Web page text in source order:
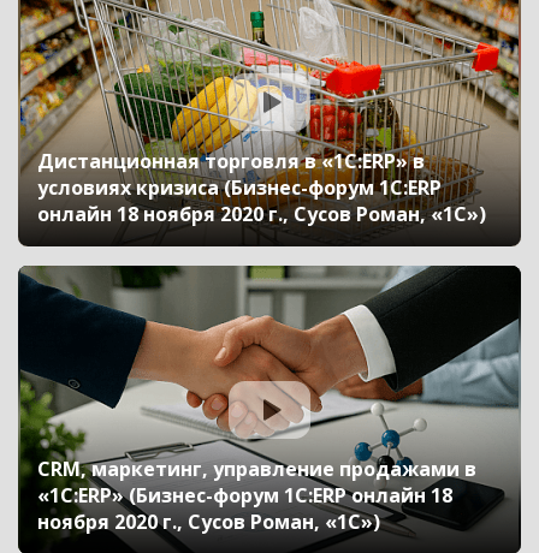
Дистанционная торговля в «1С:ERP» в
условиях кризиса (Бизнес-форум 1С:ERP
онлайн 18 ноября 2020 г., Сусов Роман, «1С»)
CRM, маркетинг, управление продажами в
«1С:ERP» (Бизнес-форум 1С:ERP онлайн 18
ноября 2020 г., Сусов Роман, «1С»)